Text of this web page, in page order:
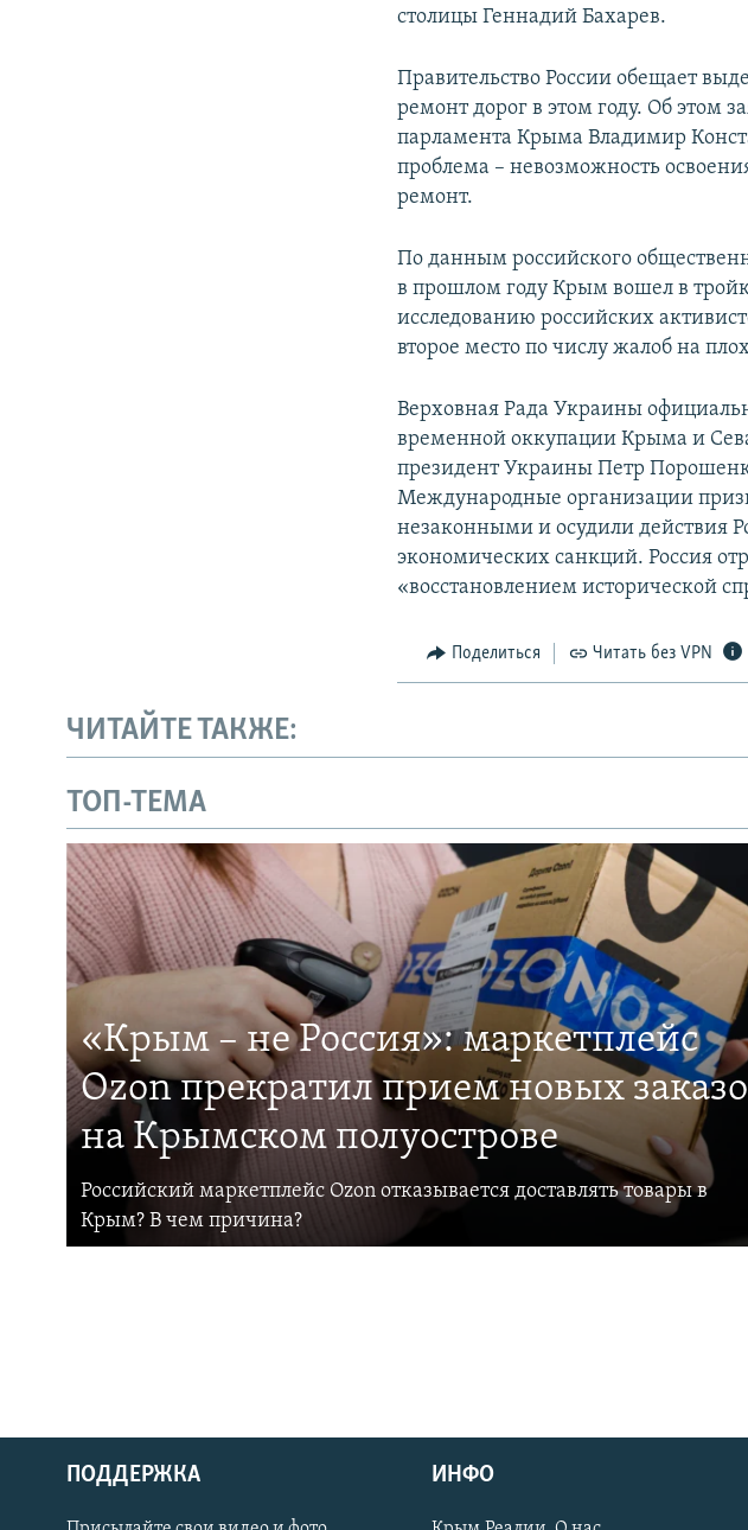
Українською
столицы Геннадий Бахарев.
Правительство России обещает
ремонт дорог в этом году. Об этом
парламента Крыма Владимир
проблема – невозможность
ремонт.
По данным российского
в прошлом году Крым вошел в
исследованию российских
второе место по числу жалоб на
Верховная Рада Украины
временной оккупации Крыма и
президент Украины Петр
Международные организации
незаконными и осудили действия
экономических санкций. Россия
«восстановлением исторической
Поделиться Читать без VPN
ЧИТАЙТЕ ТАКЖЕ:
ТОП-ТЕМА
«Крым – не Россия»: маркетплейс
Ozon прекратил прием новых
на Крымском полуострове
Российский маркетплейс Ozon отказывается доставлять товары в
Крым? В чем причина?
ПОДДЕРЖКА ИНФО